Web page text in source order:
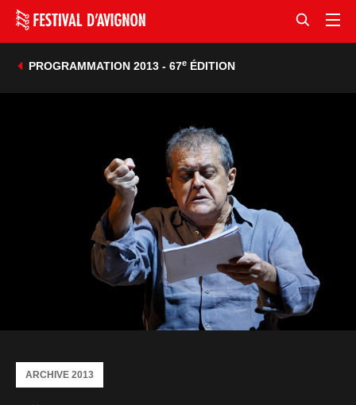
PROGRAMMATION 2013 - 67eÉDITION
ARCHIVE 2013